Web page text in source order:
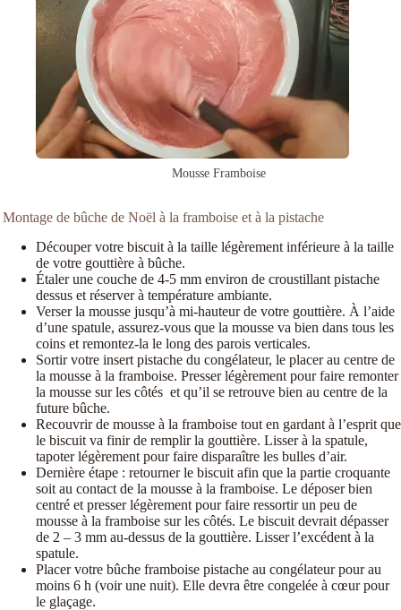
Mousse Framboise
Montage de bûche de Noël à la framboise et à la pistache
Découper votre biscuit à la taille légèrement inférieure à la taille
de votre gouttière à bûche.
Étaler une couche de 4-5 mm environ de croustillant pistache
dessus et réserver à température ambiante.
Verser la mousse jusqu’à mi-hauteur de votre gouttière. À l’aide
d’une spatule, assurez-vous que la mousse va bien dans tous les
coins et remontez-la le long des parois verticales.
Sortir votre insert pistache du congélateur, le placer au centre de
la mousse à la framboise. Presser légèrement pour faire remonter
la mousse sur les côtés et qu’il se retrouve bien au centre de la
future bûche.
Recouvrir de mousse à la framboise tout en gardant à l’esprit que
le biscuit va finir de remplir la gouttière. Lisser à la spatule,
tapoter légèrement pour faire disparaître les bulles d’air.
Dernière étape : retourner le biscuit afin que la partie croquante
soit au contact de la mousse à la framboise. Le déposer bien
centré et presser légèrement pour faire ressortir un peu de
mousse à la framboise sur les côtés. Le biscuit devrait dépasser
de 2 – 3 mm au-dessus de la gouttière. Lisser l’excédent à la
spatule.
Placer votre bûche framboise pistache au congélateur pour au
moins 6 h (voir une nuit). Elle devra être congelée à cœur pour
le glaçage.